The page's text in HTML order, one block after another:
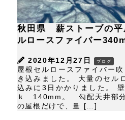
秋田県 薪ストーブの
ルロースファイバー
2020年12月27日 ブログ
屋根セルロースファイバー
き込みました。 大量のセル
込みに3日かかりました。
ｋ 140mm。 勾配天井部分
の屋根だけで、量 […]